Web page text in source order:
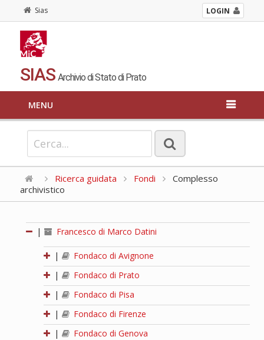
Sias LOGIN
SIAS Archivio di Stato di Prato
MENU
Ricerca guidata Fondi
Complesso
archivistico
| Francesco di Marco Datini
|
Fondaco di Avignone
|
Fondaco di Prato
|
Fondaco di Pisa
|
Fondaco di Firenze
|
Fondaco di Genova